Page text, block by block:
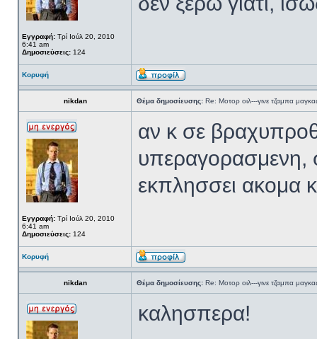
Εγγραφή: Τρί Ιούλ 20, 2010
6:41 am
Δημοσιεύσεις: 124
Κορυφή
nikdan Θέμα δημοσίευσης: Re: Μοτορ οιλ---γινε τζαμπα
Εγγραφή: Τρί Ιούλ 20, 2010
6:41 am
Δημοσιεύσεις: 124
αν κ σε
υπεραγορασμενη,
εκπλησσει ακομα
Κορυφή
nikdan Θέμα δημοσίευσης: Re: Μοτορ οιλ---γινε τζαμπα
καλησπερα!